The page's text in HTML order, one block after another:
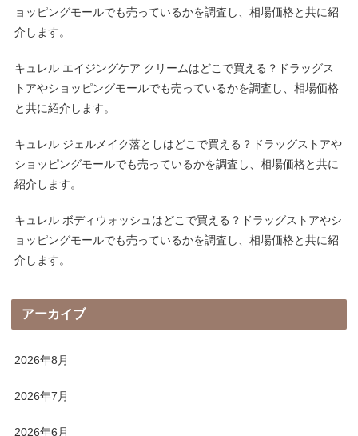
ョッピングモールでも売っているかを調査し、相場価格と共に紹
介します。
キュレル エイジングケア クリームはどこで買える？ドラッグス
トアやショッピングモールでも売っているかを調査し、相場価格
と共に紹介します。
キュレル ジェルメイク落としはどこで買える？ドラッグストアや
ショッピングモールでも売っているかを調査し、相場価格と共に
紹介します。
キュレル ボディウォッシュはどこで買える？ドラッグストアやシ
ョッピングモールでも売っているかを調査し、相場価格と共に紹
介します。
アーカイブ
2026年8月
2026年7月
2026年6月